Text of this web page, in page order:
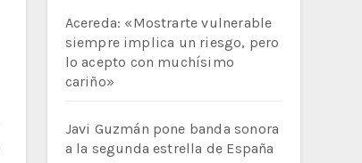
Acereda: «Mostrarte vulnerable
siempre implica un riesgo, pero
lo acepto con muchísimo
cariño»
Javi Guzmán pone banda sonora
a la segunda estrella de España